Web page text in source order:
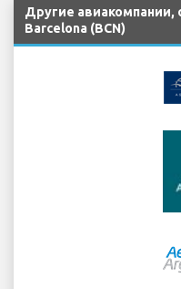
Другие
Barcelona (BCN)